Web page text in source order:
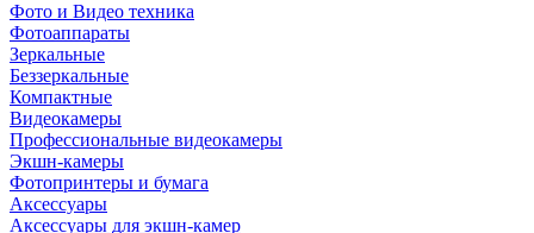
Фото и Видео техника
Фотоаппараты
Зеркальные
Беззеркальные
Компактные
Видеокамеры
Профессиональные видеокамеры
Экшн-камеры
Фотопринтеры и бумага
Аксессуары
Аксессуары для экшн-камер